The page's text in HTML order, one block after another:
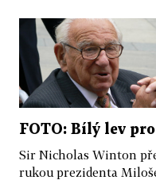
FOTO: Bílý lev
Sir Nicholas Winton
rukou prezidenta